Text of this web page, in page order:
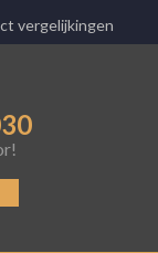
vergelijkingen